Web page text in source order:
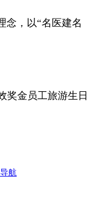
念，以“名医建名
奖金 员工旅游生日
航